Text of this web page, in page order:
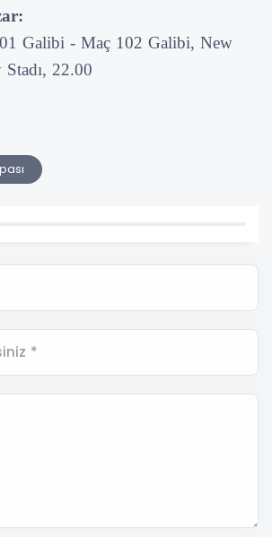
Galibi - Maç 102 Galibi, New
22.00
*